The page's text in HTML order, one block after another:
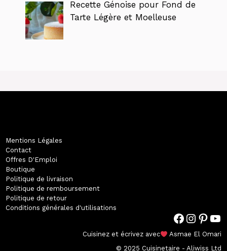
Recette Génoise pour Fond de
Tarte Légère et Moelleuse
Mentions Légales
Contact
Offres D'Emploi
Boutique
Politique de livraison
Politique de remboursement
Politique de retour
Conditions générales d'utilisations
Facebook Instagram Pinterest #
Cuisinez et écrivez avec
Asmae El Omari
© 2025 Cuisinetaire - Aliwiss Ltd